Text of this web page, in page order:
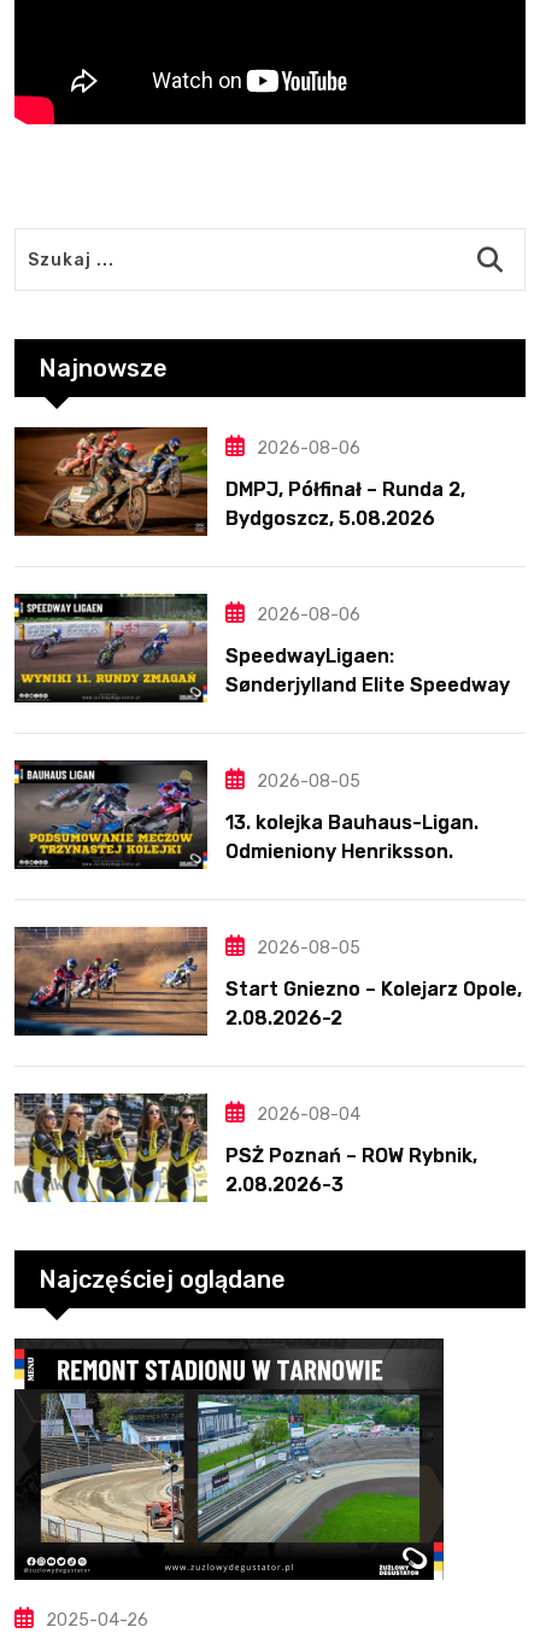
Najnowsze
2026-08-06
DMPJ, Półfinał – Runda 2,
Bydgoszcz, 5.08.2026
2026-08-06
SpeedwayLigaen:
Sønderjylland Elite Speedway
2026-08-05
13. kolejka Bauhaus-Ligan.
Odmieniony Henriksson.
2026-08-05
Start Gniezno – Kolejarz Opole,
2.08.2026-2
2026-08-04
PSŻ Poznań – ROW Rybnik,
2.08.2026-3
Najczęściej oglądane
2025-04-26